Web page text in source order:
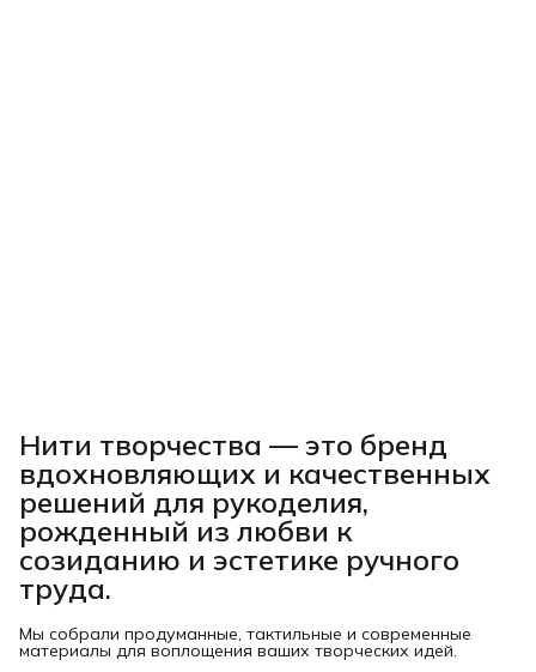
Нити творчества — это бренд
вдохновляющих и качественных
решений для рукоделия,
рожденный из любви к
созиданию и эстетике ручного
труда.
Мы собрали продуманные, тактильные и современные
материалы для воплощения ваших творческих идей.